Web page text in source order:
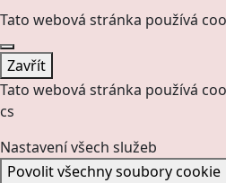
Tato webová stránka používá
Zavřít
Tato webová stránka používá
cs
Nastavení všech služeb
Povolit všechny soubory cookie